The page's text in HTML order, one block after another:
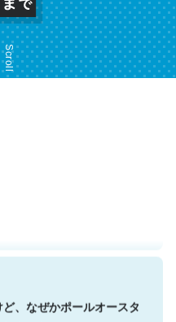
Scroll
なんだろうなと凄く思
もお勧め。自分はこの流
Covid hit. Shit.
、なぜかポールオースタ